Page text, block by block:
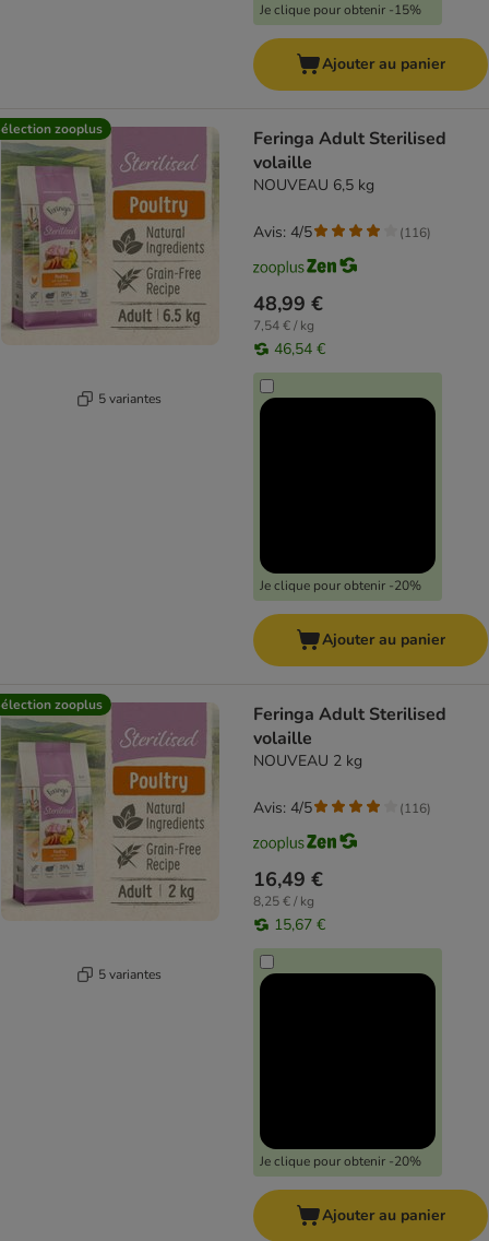
Je clique pour obtenir -15%
Ajouter au panier
zooplus
5 variantes
Feringa Adult Sterilised
volaille
NOUVEAU 6,5 kg
48,99 €
7,54 € / kg
46,54 €
Je clique pour obtenir -20%
Avis: 4/5 (116)
Ajouter au panier
zooplus
5 variantes
Feringa Adult Sterilised
volaille
NOUVEAU 2 kg
16,49 €
8,25 € / kg
15,67 €
Je clique pour obtenir -20%
Avis: 4/5 (116)
Ajouter au panier